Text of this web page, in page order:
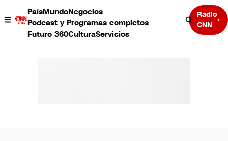
PaísMundoNegocios
Podcast y Programas completos
Futuro 360CulturaServicios
Radio
CNN